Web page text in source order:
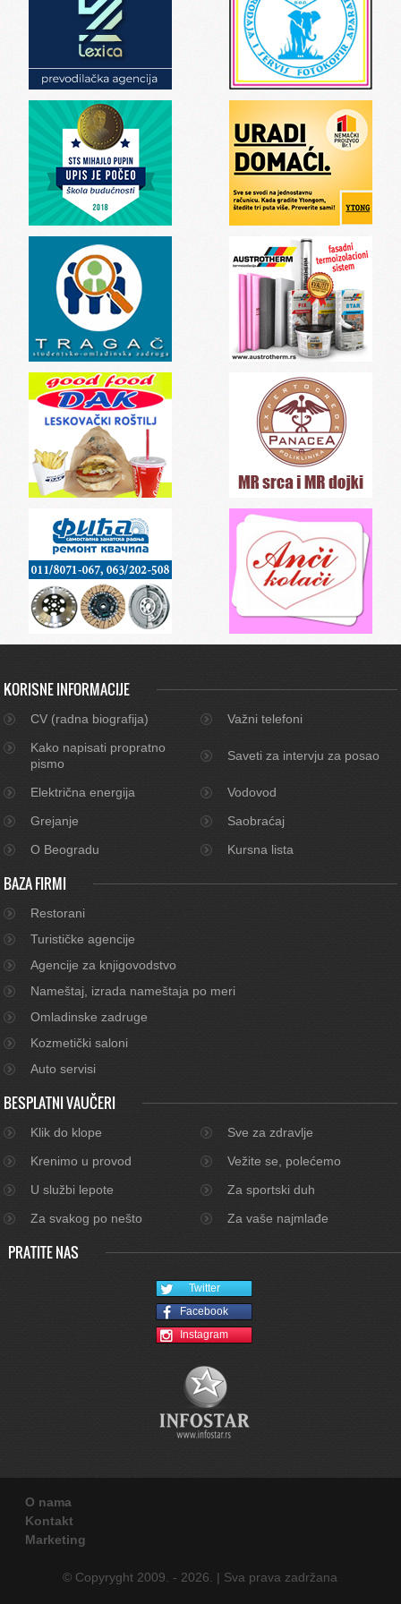
KORISNE INFORMACIJE
CV (radna biografija)
Važni telefoni
Kako napisati propratno
pismo
Saveti za intervju za posao
Električna energija
Vodovod
Grejanje
Saobraćaj
O Beogradu
Kursna lista
BAZA FIRMI
Restorani
Turističke agencije
Agencije za knjigovodstvo
Nameštaj, izrada nameštaja po meri
Omladinske zadruge
Kozmetički saloni
Auto servisi
BESPLATNI VAUČERI
Klik do klope
Sve za zdravlje
Krenimo u provod
Vežite se, polećemo
U službi lepote
Za sportski duh
Za svakog po nešto
Za vaše najmlađe
PRATITE NAS
Twitter
Facebook
Instagram
O nama
Kontakt
Marketing
© Copyryght 2009. - 2026. | Sva prava zadržana